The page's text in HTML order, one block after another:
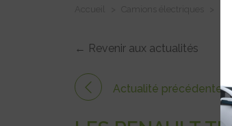
← Revenir aux actualités
Actualité précédente